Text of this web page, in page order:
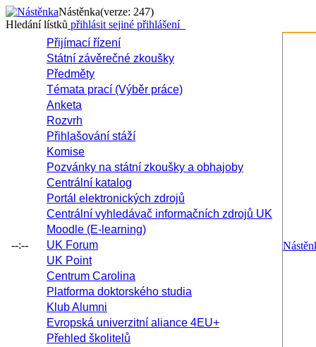
Nástěnka(verze: 247)
Hledání lístků přihlásit sejiné přihlášení
--:--
Přijímací řízení
Státní závěrečné zkoušky
Předměty
Témata prací (Výběr práce)
Anketa
Rozvrh
Přihlašování stáží
Komise
Pozvánky na státní zkoušky a obhajoby
Centrální katalog
Portál elektronických zdrojů
Centrální vyhledávač informačních zdrojů UK
Moodle (E-learning)
UK Forum
UK Point
Centrum Carolina
Platforma doktorského studia
Klub Alumni
Evropská univerzitní aliance 4EU+
Přehled školitelů